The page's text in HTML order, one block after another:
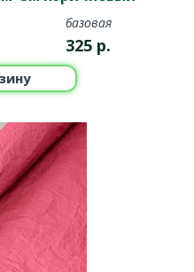
базовая
325 р.